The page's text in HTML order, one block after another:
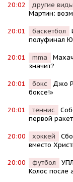
20:02 другие
Мартин:
20:01 баскетбол
полуфинал
20:01 mma
значит?
20:01 бокс
Джо
боксе!»
20:01 теннис
первой
20:00 хоккей
вместо
20:00 футбол
Колос после